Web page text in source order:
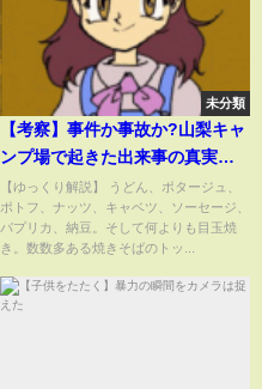
未分類
【考察】事件か事故か?山梨キャ
ンプ場で起きた出来事の真実に
ついて【ゆっくり解説】
【ゆっくり解説】 うどん、ポタージュ、
ポトフ、ナッツ、キャベツ、ソーセージ、
パプリカ、納豆。そして何よりも目玉焼
き。数数多ある焼きそばのトッ...